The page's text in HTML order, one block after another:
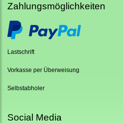
Zahlungsmöglichkeiten
Lastschrift
Vorkasse per Überweisung
Selbstabholer
Social Media